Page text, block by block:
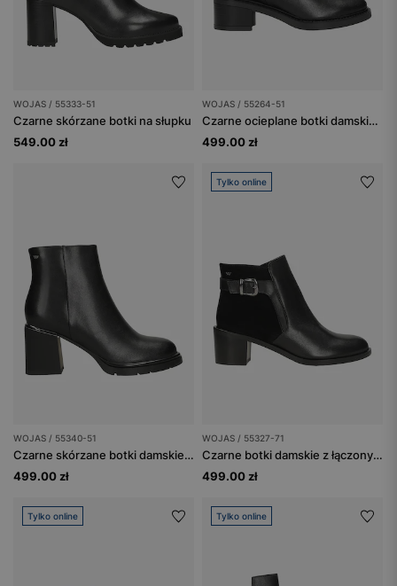
WOJAS / 55333-51
Czarne skórzane botki na słupku
549.00 zł
WOJAS / 55264-51
Czarne ocieplane botki damskie na obcasie
499.00 zł
WOJAS / 55340-51
Czarne skórzane botki damskie na szerokim słupku
499.00 zł
Tylko online
WOJAS / 55327-71
Czarne botki damskie z łączonych skór
499.00 zł
Tylko online Tylko online